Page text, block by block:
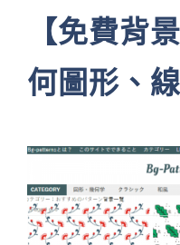
【免費背
何圖形、